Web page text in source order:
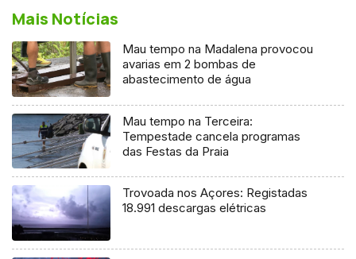
Mais Notícias
Mau tempo na Madalena provocou
avarias em 2 bombas de
abastecimento de água
Mau tempo na Terceira:
Tempestade cancela programas
das Festas da Praia
Trovoada nos Açores: Registadas
18.991 descargas elétricas